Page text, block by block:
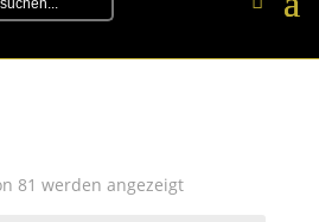
81 werden angezeigt